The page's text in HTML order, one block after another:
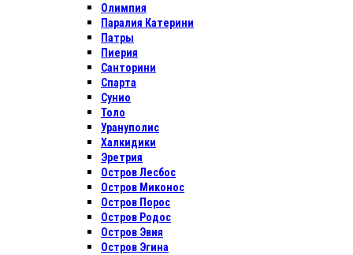
Олимпия
Паралия Катерини
Патры
Пиерия
Санторини
Спарта
Сунио
Толо
Урануполис
Халкидики
Эретрия
Остров Лесбос
Остров Миконос
Остров Порос
Остров Родос
Остров Эвия
Остров Эгина